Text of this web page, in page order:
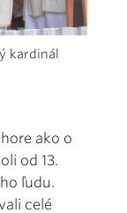
kardinál
ako o
od 13.
ľudu.
celé